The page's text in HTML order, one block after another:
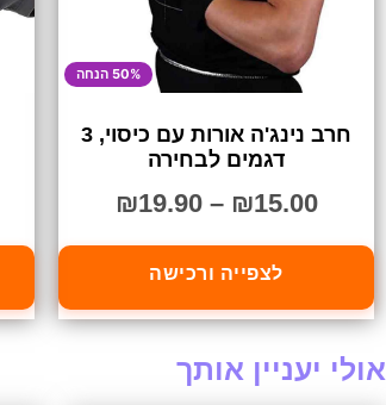
50% הנחה
חרב נינג'ה אורות עם כיסוי, 3
דגמים לבחירה
₪15.00
–
₪19.90
לצפייה ורכישה
אולי יעניין אותך